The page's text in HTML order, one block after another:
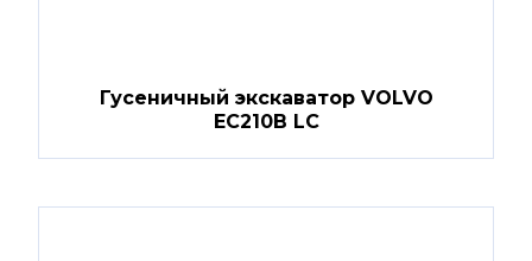
Гусеничный экскаватор VOLVO
EC210B LC